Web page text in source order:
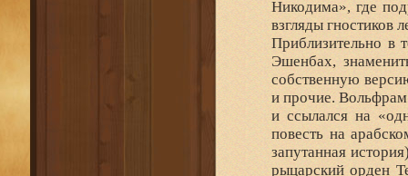
Никодима», где
взгляды гностиков
Приблизительно в
Эшенбах,
собственную
и прочие. Вольфрам
и ссылался на
повесть на
запутанная
рыцарский орден